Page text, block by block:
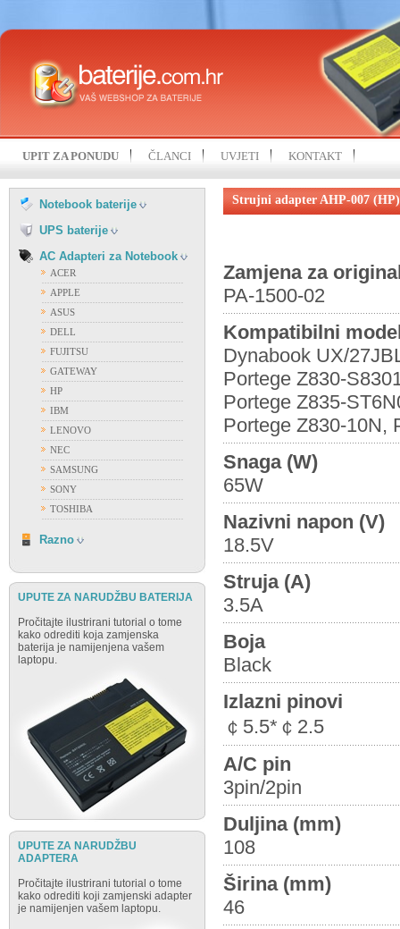
UPIT ZA PONUDU ČLANCI UVJETI KONTAKT
Notebook baterije
LENOVO
MITAC
MSI
SAMSUNG
SONY
TOSHIBA
UNIWILL
UPS baterije
FIRST POWER
OSTALI PROIZVOĐAČI
VISION
AC Adapteri za Notebook
ACER
APPLE
ASUS
DELL
FUJITSU
GATEWAY
HP
IBM
LENOVO
NEC
SAMSUNG
SONY
TOSHIBA
Razno
UPUTE ZA NARUDŽBU BATERIJA
Pročitajte ilustrirani tutorial o tome
kako odrediti koja zamjenska
baterija je namijenjena vašem
laptopu.
UPUTE ZA NARUDŽBU
ADAPTERA
Pročitajte ilustrirani tutorial o tome
kako odrediti koji zamjenski adapter
je namijenjen vašem laptopu.
Strujni adapter AHP-007 (HP)
Zamjena za
PA-1500-02
Kompatibilni
Dynabook UX/
Portege Z830-
Portege Z835-
Portege Z830-10N,
Snaga (W)
65W
Nazivni napon (V)
18.5V
Struja (A)
3.5A
Boja
Black
Izlazni pinovi
￠5.5*￠2.5
A/C pin
3pin/2pin
Duljina (mm)
108
Širina (mm)
46